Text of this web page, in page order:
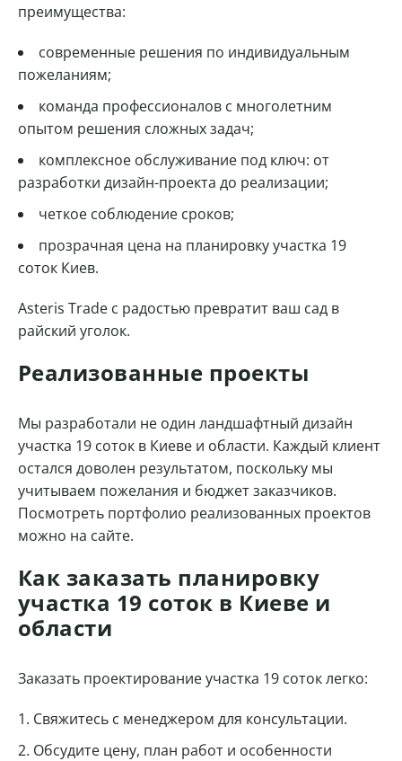
преимущества:
современные решения по индивидуальным
пожеланиям;
команда профессионалов с многолетним
опытом решения сложных задач;
комплексное обслуживание под ключ: от
разработки дизайн-проекта до реализации;
четкое соблюдение сроков;
прозрачная цена на планировку участка 19
соток Киев.
Asteris Trade с радостью превратит ваш сад в
райский уголок.
Реализованные проекты
Мы разработали не один ландшафтный дизайн
участка 19 соток в Киеве и области. Каждый клиент
остался доволен результатом, поскольку мы
учитываем пожелания и бюджет заказчиков.
Посмотреть портфолио реализованных проектов
можно на сайте.
Как заказать планировку
участка 19 соток в Киеве и
области
Заказать проектирование участка 19 соток легко:
Свяжитесь с менеджером для консультации.
Обсудите цену, план работ и особенности